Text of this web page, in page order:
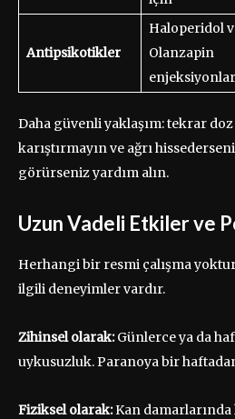
Antipsikotikler
Haloperidol
Olanzapin
Daha güvenli yaklaşım: tekrar
karıştırmayın ve ağrı
görürseniz yardım alın.
Uzun Vadeli Etkiler ve
Herhangi bir resmi çalışma
ilgili deneyimler vardır.
Zihinsel olarak:Günlerce ya da
uykusuzluk. Paranoya bir
Fiziksel olarak:Kan